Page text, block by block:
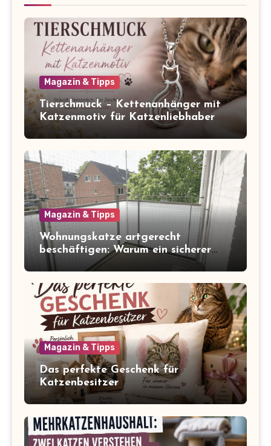
Magazin & Tipps
Tierschmuck – Kettenanhänger mit
Katzenmotiv für Katzenliebhaber
Magazin & Tipps
Wohnungskatze artgerecht
beschäftigen: Warum ein sicherer
Balkon zum Freigang dazugehört
Magazin & Tipps
Das perfekte Geschenk für
Katzenbesitzer